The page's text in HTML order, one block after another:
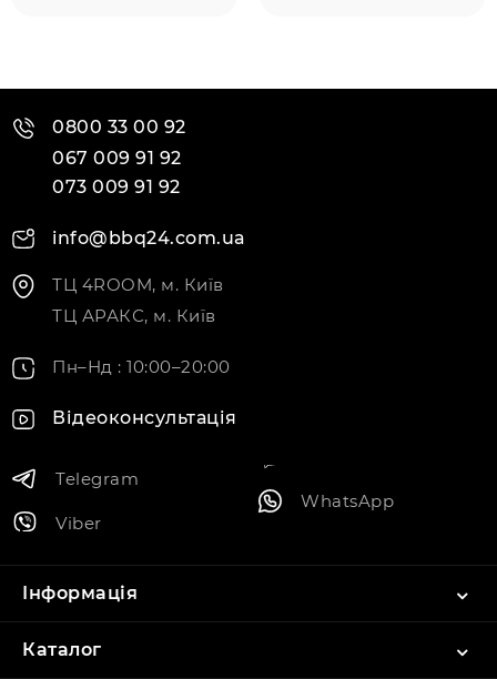
0800 33 00 92
067 009 91 92
073 009 91 92
info@bbq24.com.ua
ТЦ 4ROOM, м. Київ
ТЦ АРАКС, м. Київ
Пн–Нд : 10:00–20:00
Відеоконсультація
Telegram
Viber
WhatsApp
Інформація
Каталог